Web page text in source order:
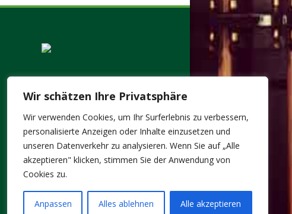
Wir schätzen Ihre Privatsphäre
Wir verwenden Cookies, um Ihr Surferlebnis zu verbessern,
personalisierte Anzeigen oder Inhalte einzusetzen und
unseren Datenverkehr zu analysieren. Wenn Sie auf „Alle
akzeptieren" klicken, stimmen Sie der Anwendung von
Cookies zu.
Anpassen Alles ablehnen Alle akzeptieren